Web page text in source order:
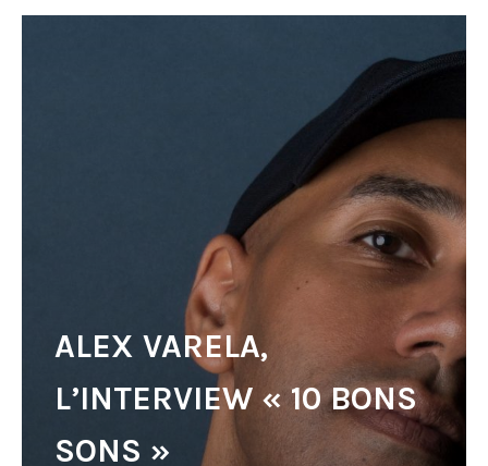
ALEX VARELA,
L’INTERVIEW « 10 BONS
SONS »